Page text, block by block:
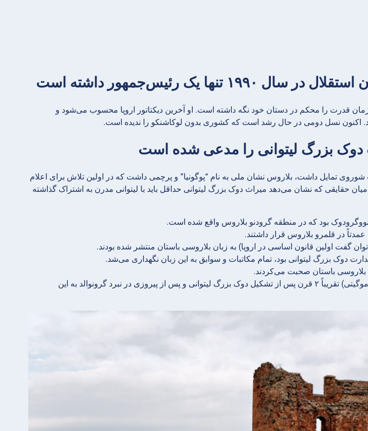
شد و از آن زمان قدرت را محکم در دستان خود نگه داشته است. او آخرین دیکتاتور اروپا محسوب می‌شود و
اکنون نسل دومی در حال رشد است که کشوری بدون لوکاشنکو را ندیده است.
شوروی تمایل داشت، بلاروس نشان ملی به نام “پوگونیا” و پرچمی داشت که در اولین تلاش برای اعلام
شده بود. در میان حقایقی که نشان می‌دهد میراث دوک بزرگ لیتوانی حداقل باید با لیتوانی مدرن به اشتراک گذاشته
نووگرودوک بود که در منطقه گرودنو بلاروس واقع شده است.
در قلمرو بلاروس قرار داشتند.
گفت اولین قانون اساسی در اروپا) به زبان بلاروسی باستان منتشر شده بودند.
دوک بزرگ لیتوانی بود، تمام مکاتبات و سوابق به این زبان نگهداری می‌شد.
بلاروسی باستان صحبت می‌کردند.
بیشتر سرزمین‌های لیتوانی مدرن (ساموگیتی) تقریباً ۲ قرن پس از تشکیل دوک بزرگ لیتوانی و پس از پیروزی در نبرد گرونوالد به این